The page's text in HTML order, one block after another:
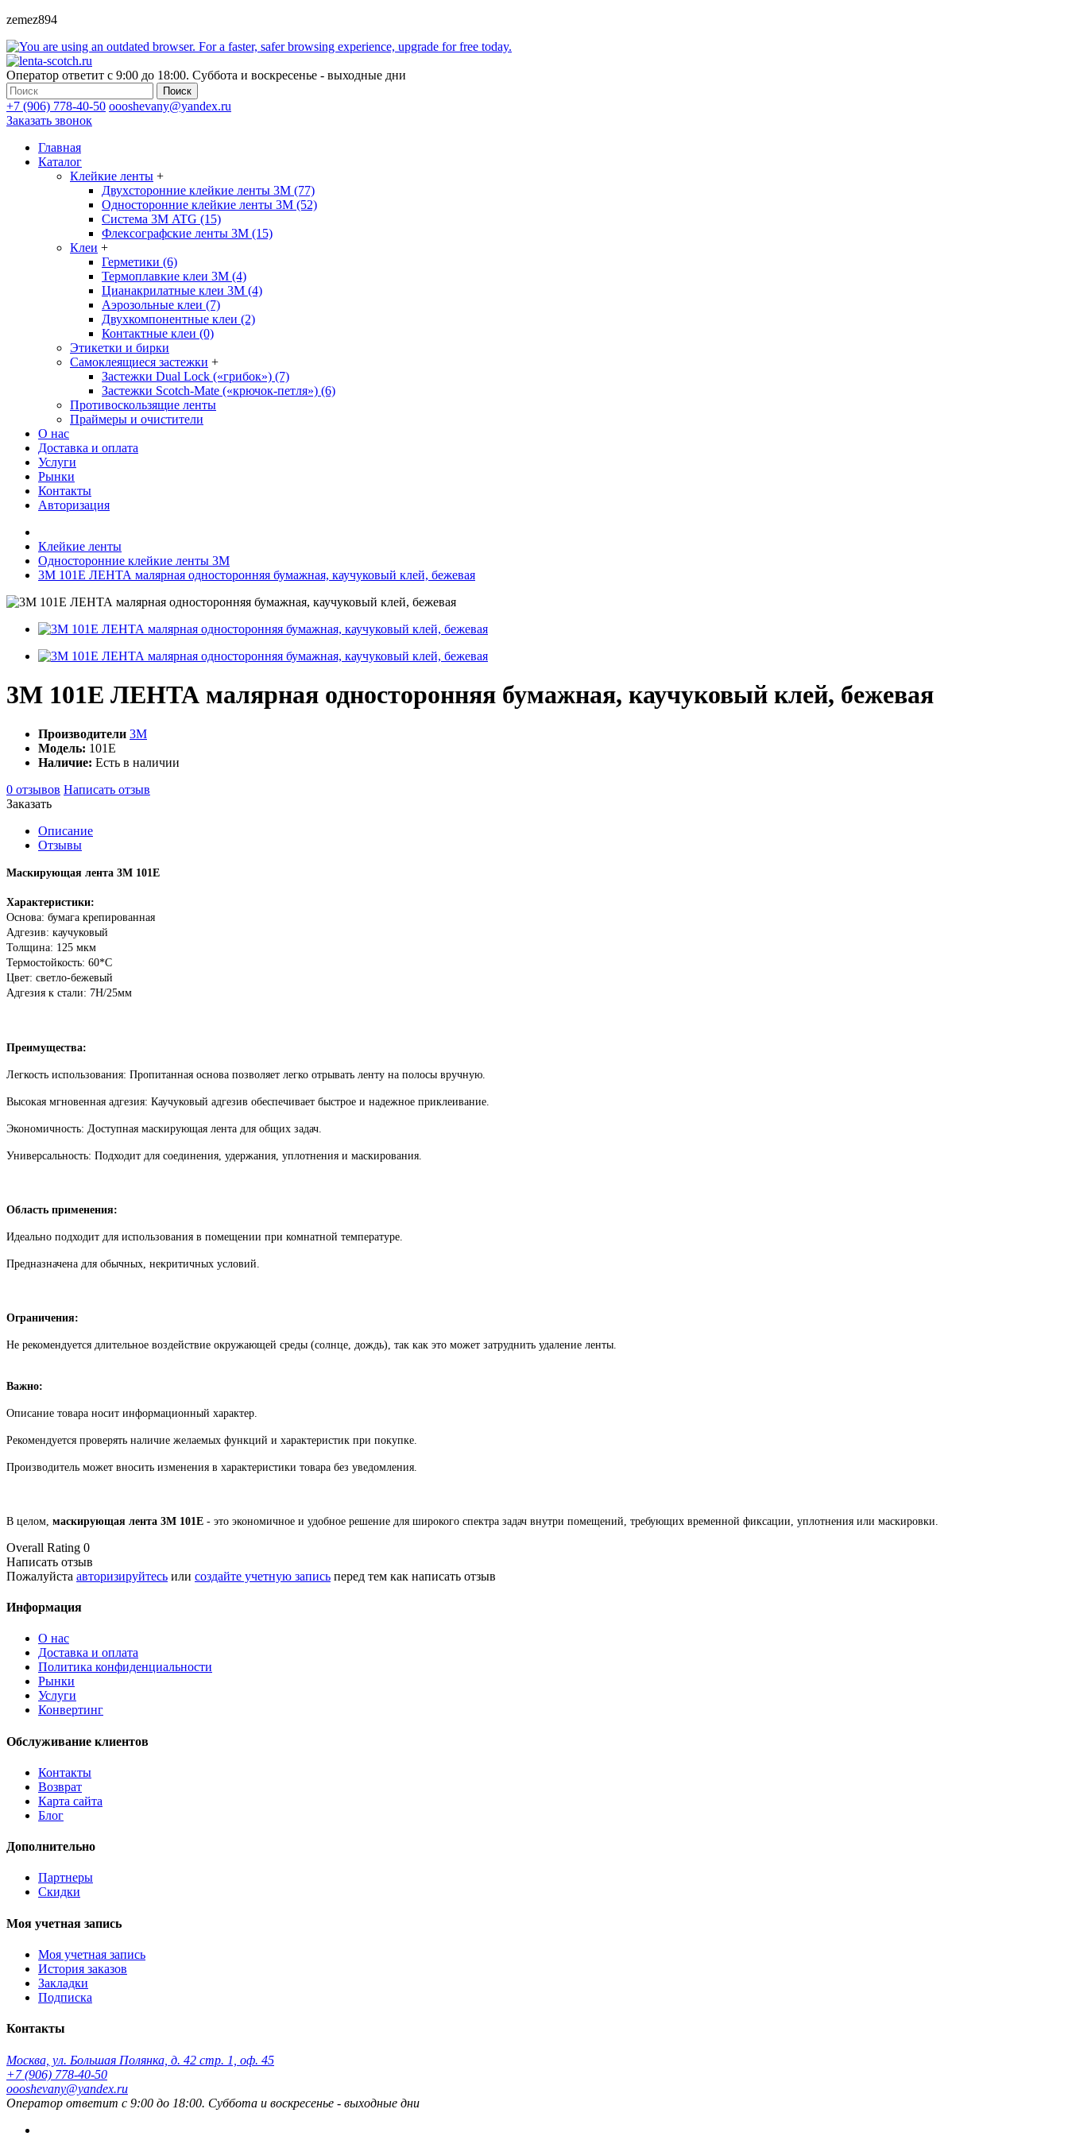
zemez894
Оператор ответит с 9:00 до 18:00. Суббота и воскресенье - выходные дни
Поиск
+7 (906) 778-40-50 oooshevany@yandex.ru
Заказать звонок
Главная
Каталог
Клейкие ленты +
Двухсторонние клейкие ленты 3М (77)
Односторонние клейкие ленты 3М (52)
Система 3М ATG (15)
Флексографские ленты 3М (15)
Клеи +
Герметики (6)
Термоплавкие клеи 3М (4)
Цианакрилатные клеи 3М (4)
Аэрозольные клеи (7)
Двухкомпонентные клеи (2)
Контактные клеи (0)
Этикетки и бирки
Самоклеящиеся застежки +
Застежки Dual Lock («грибок») (7)
Застежки Scotch-Mate («крючок-петля») (6)
Противоскользящие ленты
Праймеры и очистители
О нас
Доставка и оплата
Услуги
Рынки
Контакты
Авторизация
Клейкие ленты
Односторонние клейкие ленты 3М
3М 101Е ЛЕНТА малярная односторонняя бумажная, каучуковый клей, бежевая
3М 101Е ЛЕНТА малярная односторонняя бумажная, каучуковый клей, бежевая
Производители 3M
Модель: 101E
Наличие: Есть в наличии
0 отзывов Написать отзыв
Заказать
Описание
Отзывы
Маскирующая лента 3M 101E
Характеристики:
Основа: бумага крепированная
Адгезив: каучуковый
Толщина: 125 мкм
Термостойкость: 60*С
Цвет: светло-бежевый
Адгезия к стали: 7Н/25мм
Преимущества:
Легкость использования: Пропитанная основа позволяет легко отрывать ленту на полосы вручную.
Высокая мгновенная адгезия: Каучуковый адгезив обеспечивает быстрое и надежное приклеивание.
Экономичность: Доступная маскирующая лента для общих задач.
Универсальность: Подходит для соединения, удержания, уплотнения и маскирования.
Область применения:
Идеально подходит для использования в помещении при комнатной температуре.
Предназначена для обычных, некритичных условий.
Ограничения:
Не рекомендуется длительное воздействие окружающей среды (солнце, дождь), так как это может затруднить удаление ленты.
Важно:
Описание товара носит информационный характер.
Рекомендуется проверять наличие желаемых функций и характеристик при покупке.
Производитель может вносить изменения в характеристики товара без уведомления.
В целом, маскирующая лента 3M 101E - это экономичное и удобное решение для широкого спектра задач внутри помещений, требующих временной фиксации, уплотнения или маскировки.
Overall Rating 0
Написать отзыв
Пожалуйста авторизируйтесь или создайте учетную запись перед тем как написать отзыв
Информация
O нас
Доставка и оплата
Политика конфиденциальности
Рынки
Услуги
Конвертинг
Обслуживание клиентов
Контакты
Возврат
Карта сайта
Блог
Дополнительно
Партнеры
Скидки
Моя учетная запись
Моя учетная запись
История заказов
Закладки
Подписка
Контакты
Москва, ул. Большая Полянка, д. 42 стр. 1, оф. 45
+7 (906) 778-40-50
oooshevany@yandex.ru
Оператор ответит с 9:00 до 18:00. Суббота и воскресенье - выходные дни